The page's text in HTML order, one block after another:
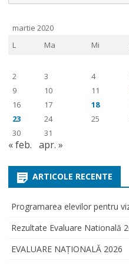
for:
martie 2020
L
Ma Mi
2
3 4
9
10 11
16
17 18
23
24 25
30
31
« feb. apr. »
ARTICOLE RECENTE
Programarea elevilor pentru
Rezultate Evaluare Natională
EVALUARE NAŢIONALĂ 2026